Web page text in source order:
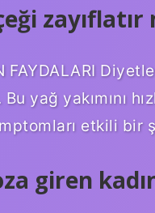
zayıflatır
FAYDALARI
yağ yakımını
etkili bir
giren